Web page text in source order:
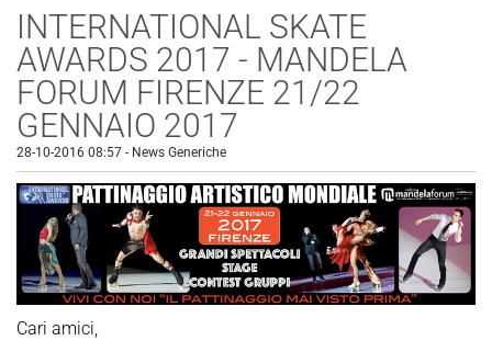
INTERNATIONAL SKATE
AWARDS 2017 - MANDELA
FORUM FIRENZE 21/22
GENNAIO 2017
28-10-2016 08:57 - News Generiche
Cari amici,